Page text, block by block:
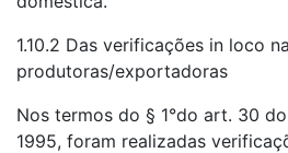
1.10.2 Das verificações in loco
produtoras/exportadoras
Nos termos do § 1°do art. 30
1995, foram realizadas